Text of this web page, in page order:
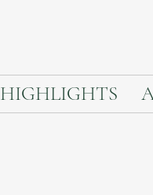
HIGHLIGHTS